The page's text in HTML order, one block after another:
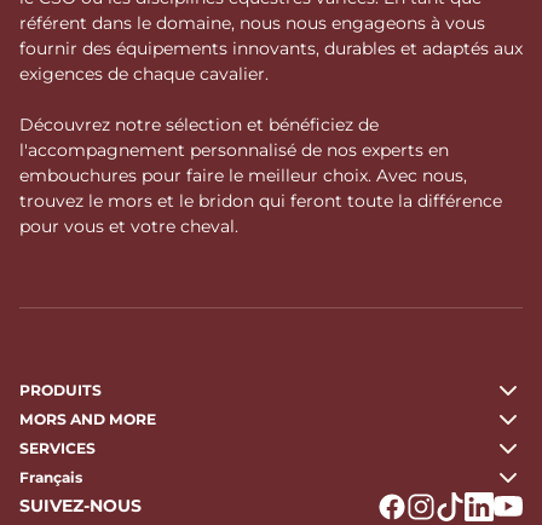
référent dans le domaine, nous nous engageons à vous
fournir des équipements innovants, durables et adaptés aux
exigences de chaque cavalier.
Découvrez notre sélection et bénéficiez de
l'accompagnement personnalisé de nos experts en
embouchures pour faire le meilleur choix. Avec nous,
trouvez le mors et le bridon qui feront toute la différence
pour vous et votre cheval.
PRODUITS
MORS AND MORE
SERVICES
Français
SUIVEZ-NOUS